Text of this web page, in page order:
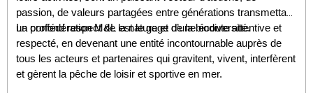
passion, de valeurs partagées entre générations transmettant
un profond respect de la nature et de la biodiversité.
La confédération M&L est le gage d’une écoute attentive et
respecté, en devenant une entité incontournable auprès de
tous les acteurs et partenaires qui gravitent, vivent, interfèrent
et gèrent la pêche de loisir et sportive en mer.